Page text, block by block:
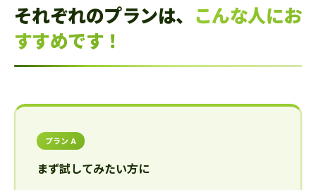
それぞれのプランは、 こんな人にお
すすめです！
プラン A
まず試してみたい方に